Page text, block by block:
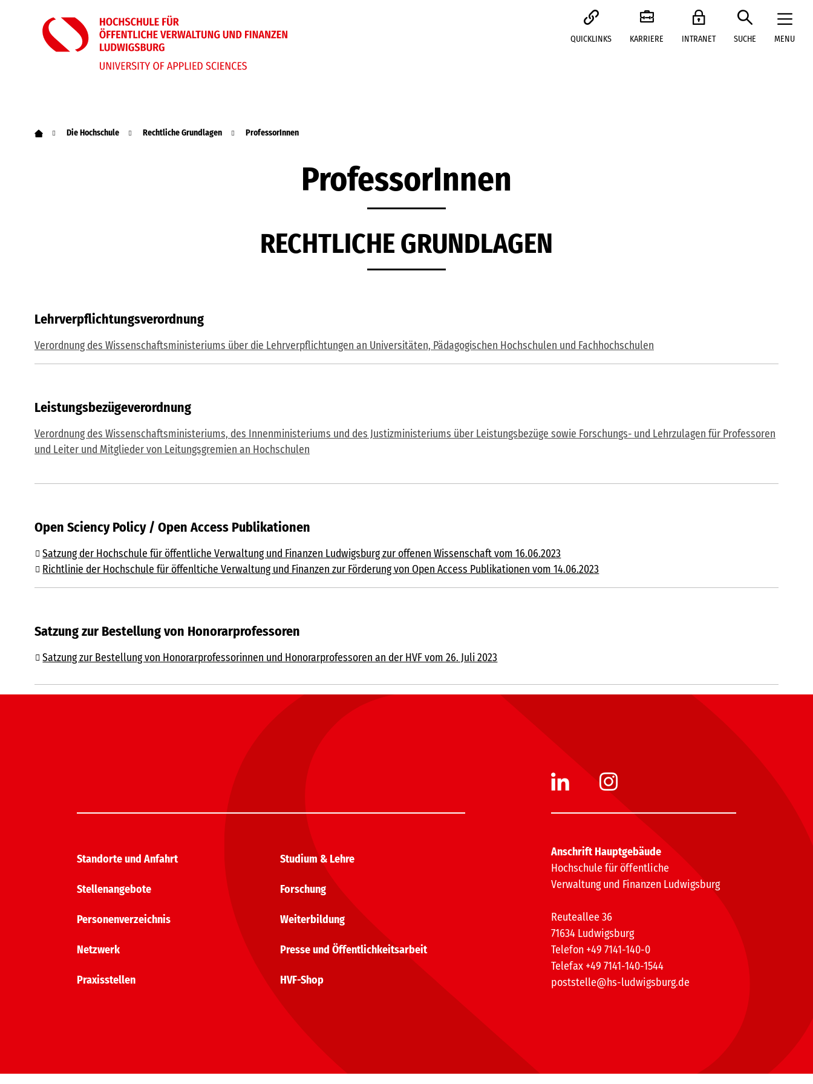
QUICKLINKS KARRIERE INTRANET SUCHE MENU
Die Hochschule Rechtliche Grundlagen ProfessorInnen
ProfessorInnen
RECHTLICHE GRUNDLAGEN
Lehrverpflichtungsverordnung
Verordnung des Wissenschaftsministeriums über die Lehrverpflichtungen an Universitäten, Pädagogischen Hochschulen und Fachhochschulen
Leistungsbezügeverordnung
Verordnung des Wissenschaftsministeriums, des Innenministeriums und des Justizministeriums über Leistungsbezüge sowie Forschungs- und Lehrzulagen für Professoren
und Leiter und Mitglieder von Leitungsgremien an Hochschulen
Open Sciency Policy / Open Access Publikationen
Satzung der Hochschule für öffentliche Verwaltung und Finanzen Ludwigsburg zur offenen Wissenschaft vom 16.06.2023
Richtlinie der Hochschule für öffenltiche Verwaltung und Finanzen zur Förderung von Open Access Publikationen vom 14.06.2023
Satzung zur Bestellung von Honorarprofessoren
Satzung zur Bestellung von Honorarprofessorinnen und Honorarprofessoren an der HVF vom 26. Juli 2023
Standorte und Anfahrt
Stellenangebote
Personenverzeichnis
Netzwerk
Praxisstellen
Studium & Lehre
Forschung
Weiterbildung
Presse und Öffentlichkeitsarbeit
HVF-Shop
Anschrift Hauptgebäude
Hochschule für öffentliche
Verwaltung und Finanzen Ludwigsburg
Reuteallee 36
71634 Ludwigsburg
Telefon +49 7141-140-0
Telefax +49 7141-140-1544
poststelle@hs-ludwigsburg.de